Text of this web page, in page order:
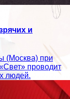
и
(Москва) при
проводит
людей.